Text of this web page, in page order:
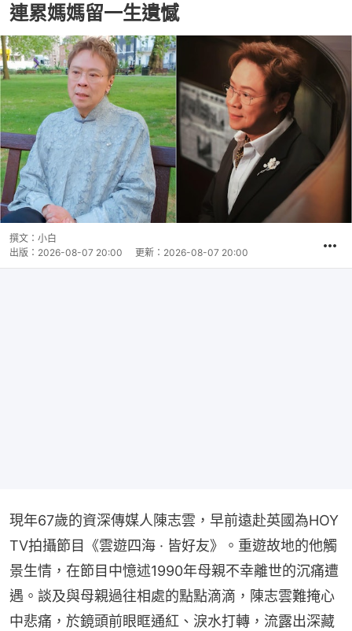
連累媽媽留一生遺憾
撰文： 小白
出版： 2026-08-07 20:00 更新： 2026-08-07 20:00
現年67歲的資深傳媒人陳志雲，早前遠赴英國為HOY
TV拍攝節目《雲遊四海 · 皆好友》。重遊故地的他觸
景生情，在節目中憶述1990年母親不幸離世的沉痛遭
遇。談及與母親過往相處的點點滴滴，陳志雲難掩心
中悲痛，於鏡頭前眼眶通紅、淚水打轉，流露出深藏